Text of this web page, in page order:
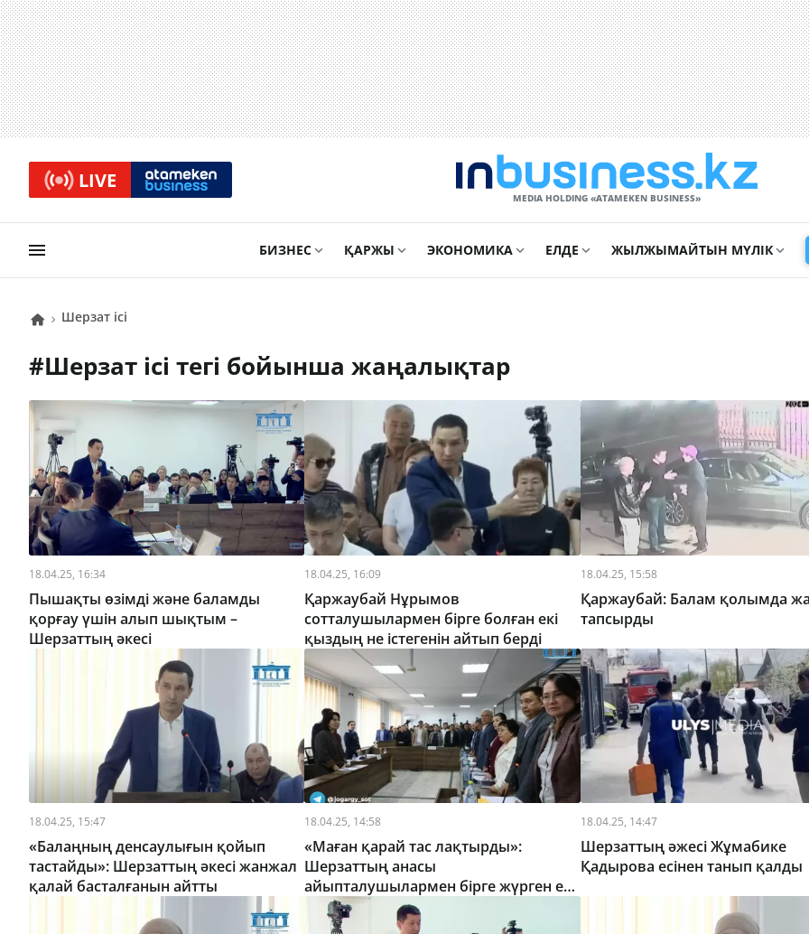
LIVE
MEDIA HOLDING «ATAMEKЕN BUSINESS»
БИЗНЕС ҚАРЖЫ ЭКОНОМИКА ЕЛДЕ ЖЫЛЖЫМАЙТЫН МҮЛІК
Шерзат ісі
# Шерзат ісі тегі бойынша жаңалықтар
18.04.25, 16:34
Пышақты өзімді және баламды
қорғау үшін алып шықтым –
Шерзаттың әкесі
18.04.25, 16:09
Қаржаубай Нұрымов
сотталушылармен бірге болған екі
қыздың не істегенін айтып берді
18.04.25, 15:58
Қаржаубай: Балам қолымда
тапсырды
18.04.25, 15:47
«Балаңның денсаулығын қойып
тастайды»: Шерзаттың әкесі жанжал
қалай басталғанын айтты
18.04.25, 14:58
«Маған қарай тас лақтырды»:
Шерзаттың анасы
айыпталушылармен бірге жүрген екі
қыз туралы
18.04.25, 14:47
Шерзаттың әжесі Жұмабике
Қадырова есінен танып қалды